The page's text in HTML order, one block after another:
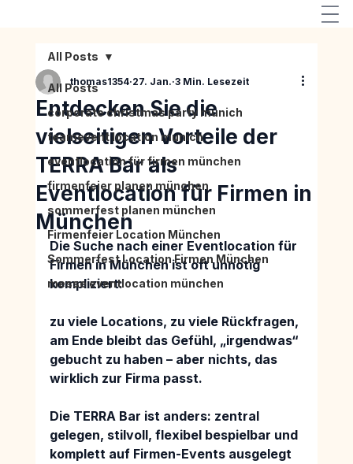
All Posts
corporate christmas party munich
teamevent location munich
eventlocation für firmen münchen
firmenfeier planen münchen
sommerfest planen münchen
Firmenfeier Location München
Sommerfest Location Firmen München
messe eventlocation münchen
All Posts
Entdecken Sie die
vielseitigen Vorteile der
TERRA Bar als
Eventlocation für Firmen in
München
thomas1354 27. Jan. 3 Min. Lesezeit
Die Suche nach einer Eventlocation für
Firmen in München ist oft unnötig
kompliziert:
zu viele Locations, zu viele Rückfragen,
am Ende bleibt das Gefühl, „irgendwas“
gebucht zu haben – aber nichts, das
wirklich zur Firma passt.
Die TERRA Bar ist anders: zentral
gelegen, stilvoll, flexibel bespielbar und
komplett auf Firmen-Events ausgelegt